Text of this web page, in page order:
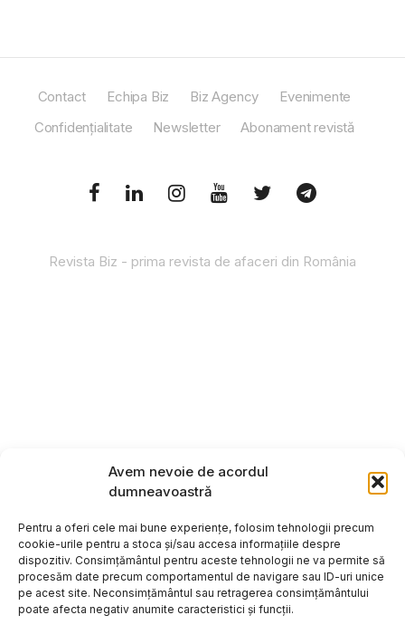
Avem nevoie de acordul
dumneavoastră
Pentru a oferi cele mai bune experiențe, folosim tehnologii precum
cookie-urile pentru a stoca și/sau accesa informațiile despre
dispozitiv. Consimțământul pentru aceste tehnologii ne va permite să
procesăm date precum comportamentul de navigare sau ID-uri unice
pe acest site. Neconsimțământul sau retragerea consimțământului
poate afecta negativ anumite caracteristici și funcții.
Contact Echipa Biz Biz Agency
Evenimente
Confidențialitate
Newsletter Abonament revistă
Revista Biz - prima revista de afaceri din România